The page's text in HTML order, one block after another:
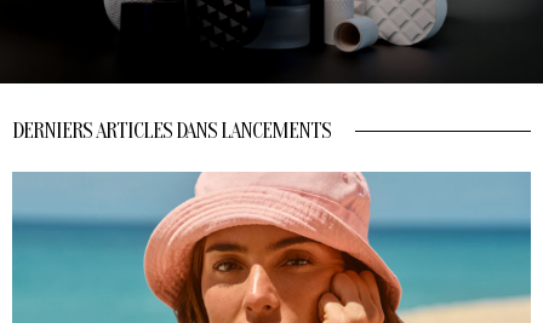
DERNIERS ARTICLES DANS LANCEMENTS